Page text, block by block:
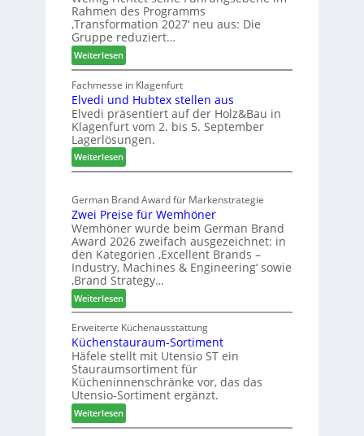
e
r
h
r
:
a
b
i
l
e
e
c
h
ä
f
t
a
h
r
Rahmen des Programms
‚Transformation 2027‘ neu aus: Die
Gruppe reduziert…
Weiterlesen:
W
e
i
n
i
g
p
a
s
t
F
ü
h
r
u
n
a
n
Fachmesse in Klagenfurt
Elvedi und Hubtex stellen aus
Elvedi präsentiert auf der Holz&Bau in
Klagenfurt vom 2. bis 5. September
Lagerlösungen.
Weiterlesen:
E
v
e
d
i
u
n
d
H
u
b
t
e
x
s
t
e
German Brand Award für Markenstrategie
Zwei Preise für Wemhöner
Wemhöner wurde beim German Brand
Award 2026 zweifach ausgezeichnet: in
den Kategorien ‚Excellent Brands –
Industry, Machines & Engineering‘ sowie
‚Brand Strategy…
Weiterlesen:
Z
w
e
i
P
r
e
i
s
Erweiterte Küchenausstattung
Küchenstauraum-Sortiment
Häfele stellt mit Utensio ST ein
Stauraumsortiment für
Kücheninnenschränke vor, das das
Utensio-Sortiment ergänzt.
Weiterlesen:
K